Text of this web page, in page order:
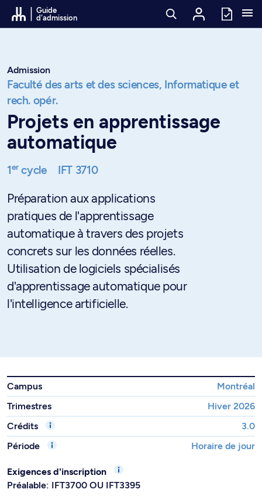
Passer au contenu
Guide
d'admission
Admission
Faculté des arts et des sciences, Informatique et
rech. opér.
Projets en apprentissage
automatique
1ercycle IFT 3710
Préparation aux applications
pratiques de l'apprentissage
automatique à travers des projets
concrets sur les données réelles.
Utilisation de logiciels spécialisés
d'apprentissage automatique pour
l'intelligence artificielle.
Campus
Montréal
Trimestres
Hiver 2026
Crédits
3.0
Période
Horaire de jour
Exigences d'inscription
Préalable: IFT3700 OU IFT3395